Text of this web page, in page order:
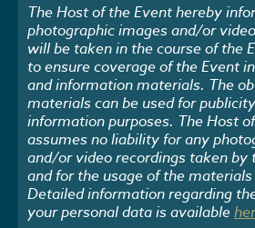
The Host of the Event hereby
photographic images and/or
will be taken in the course of the
to ensure coverage of the Event
and information materials. The
materials can be used for
information purposes. The Host
assumes no liability for any
and/or video recordings taken by
and for the usage of the
Detailed information regarding
your personal data is available